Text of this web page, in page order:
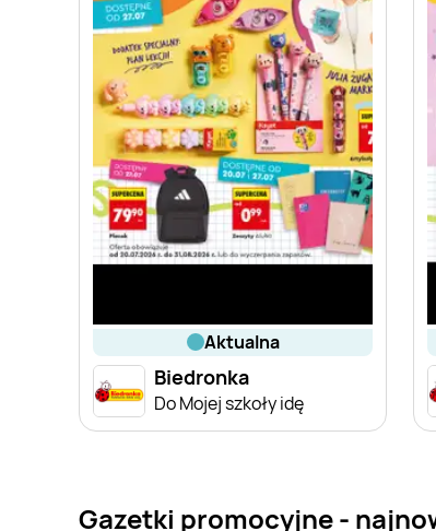
aktualna
Biedronka
Do Mojej szkoły idę
Gazetki promocyjne -